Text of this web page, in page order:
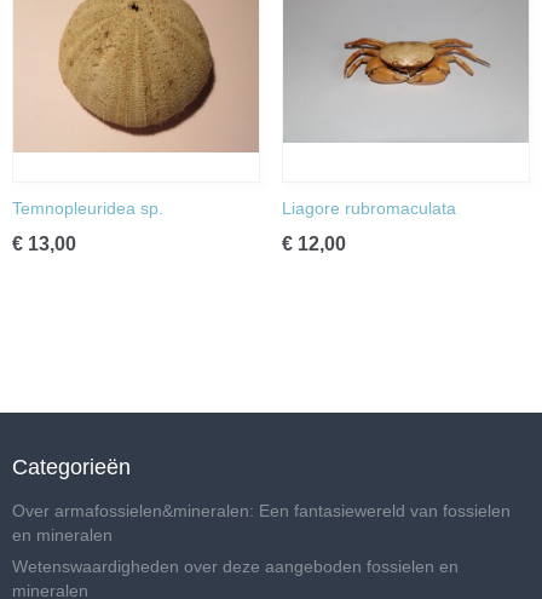
Temnopleuridea sp.
€ 13,00
Liagore rubromaculata
€ 12,00
Categorieën
Over armafossielen&mineralen: Een fantasiewereld van fossielen
en mineralen
Wetenswaardigheden over deze aangeboden fossielen en
mineralen